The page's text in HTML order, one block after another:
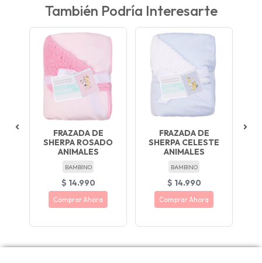
También Podría Interesarte
FRAZADA DE
SHERPA ROSADO
ANIMALES
BAMBINO
$ 14.990
Comprar Ahora
FRAZADA DE
SHERPA CELESTE
ANIMALES
BAMBINO
$ 14.990
Comprar Ahora